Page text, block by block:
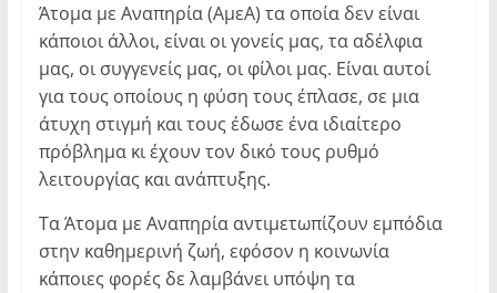
Άτομα με Αναπηρία (ΑμεΑ) τα οποία δεν είναι
κάποιοι άλλοι, είναι οι γονείς μας, τα αδέλφια
μας, οι συγγενείς μας, οι φίλοι μας. Είναι αυτοί
για τους οποίους η φύση τους έπλασε, σε μια
άτυχη στιγμή και τους έδωσε ένα ιδιαίτερο
πρόβλημα κι έχουν τον δικό τους ρυθμό
λειτουργίας και ανάπτυξης.
Τα Άτομα με Αναπηρία αντιμετωπίζουν εμπόδια
στην καθημερινή ζωή, εφόσον η κοινωνία
κάποιες φορές δε λαμβάνει υπόψη τα